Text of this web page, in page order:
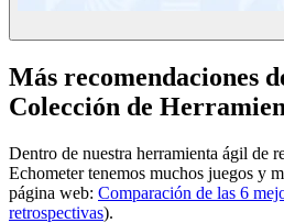
Más recomendaciones
Colección de
Dentro de nuestra herramienta ágil de
Echometer tenemos muchos juegos y
página web: Comparación de las 6
retrospectivas).